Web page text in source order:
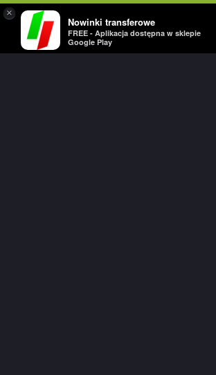
×
Nowinki transferowe
FREE - Aplikacja dostępna w sklepie
Google Play